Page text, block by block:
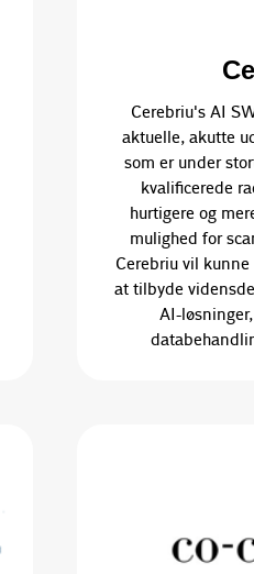
Cerebriu's AI
aktuelle, akutte
som er under
kvalificerede
hurtigere og
mulighed for
Cerebriu vil
at tilbyde
AI-